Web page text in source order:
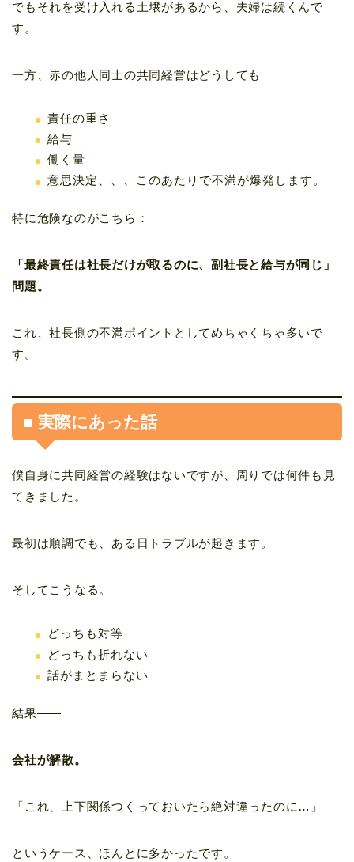
でもそれを受け入れる土壌があるから、夫婦は続くんで
す。
一方、赤の他人同士の共同経営はどうしても
責任の重さ
給与
働く量
意思決定、、、このあたりで不満が爆発します。
特に危険なのがこちら：
「最終責任は社長だけが取るのに、副社長と給与が同じ」
問題。
これ、社長側の不満ポイントとしてめちゃくちゃ多いで
す。
■ 実際にあった話
僕自身に共同経営の経験はないですが、周りでは何件も見
てきました。
最初は順調でも、ある日トラブルが起きます。
そしてこうなる。
どっちも対等
どっちも折れない
話がまとまらない
結果——
会社が解散。
「これ、上下関係つくっておいたら絶対違ったのに…」
というケース、ほんとに多かったです。